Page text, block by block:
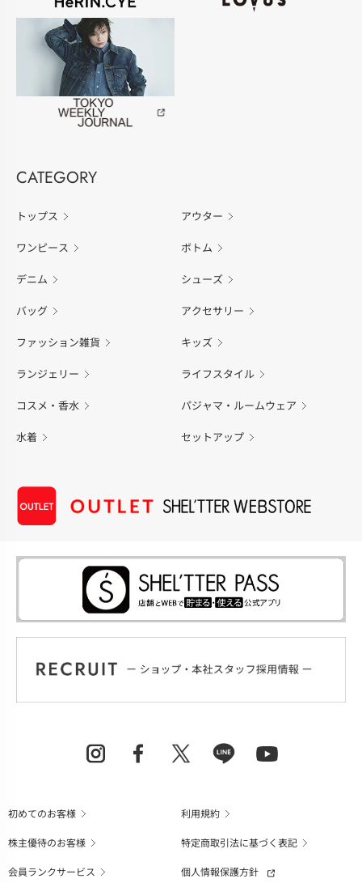
CATEGORY
トップス アウター
ワンピース ボトム
デニム シューズ
バッグ アクセサリー
ファッション雑貨 キッズ
ランジェリー ライフスタイル
コスメ・香水 パジャマ・ルームウェア
水着 セットアップ
初めてのお客様
利用規約
株主優待のお客様
特定商取引法に基づく表記
会員ランクサービス
個人情報保護方針